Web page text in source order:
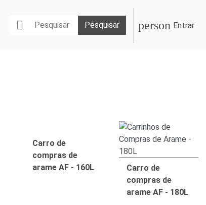
 Pesquisar person Entrar
Carro de
compras de
arame AF - 160L
Carro de
compras de
arame AF - 180L